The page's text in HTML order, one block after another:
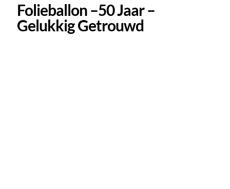
Folieballon –50 Jaar –
Gelukkig Getrouwd